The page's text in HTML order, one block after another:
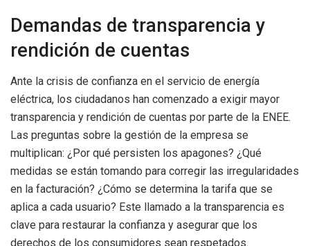
Demandas de transparencia y
rendición de cuentas
Ante la crisis de confianza en el servicio de energía
eléctrica, los ciudadanos han comenzado a exigir mayor
transparencia y rendición de cuentas por parte de la ENEE.
Las preguntas sobre la gestión de la empresa se
multiplican: ¿Por qué persisten los apagones? ¿Qué
medidas se están tomando para corregir las irregularidades
en la facturación? ¿Cómo se determina la tarifa que se
aplica a cada usuario? Este llamado a la transparencia es
clave para restaurar la confianza y asegurar que los
derechos de los consumidores sean respetados.